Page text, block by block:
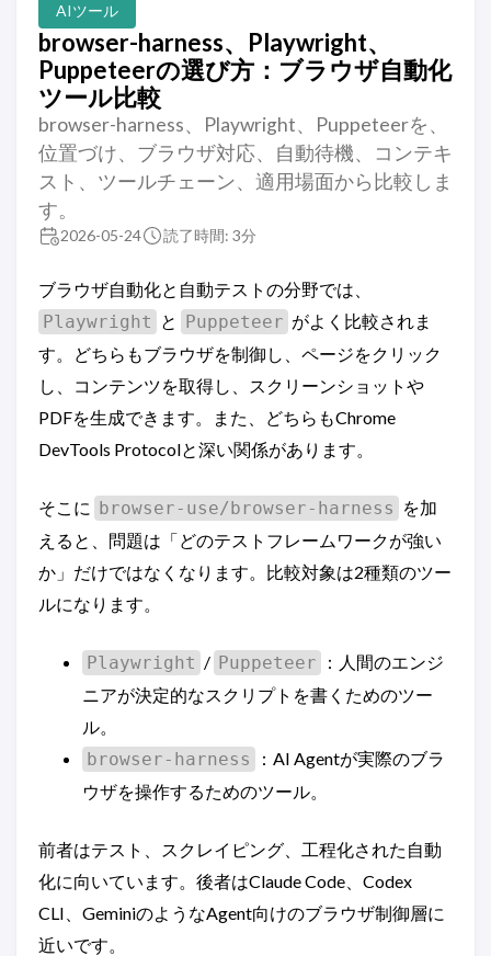
AIツール
browser-harness、Playwright、
Puppeteerの選び方：ブラウザ自動化
ツール比較
browser-harness、Playwright、Puppeteerを、
位置づけ、ブラウザ対応、自動待機、コンテキ
スト、ツールチェーン、適用場面から比較しま
す。
2026-05-24 読了時間: 3分
ブラウザ自動化と自動テストの分野では、
Playwright と Puppeteer がよく比較されま
す。どちらもブラウザを制御し、ページをクリック
し、コンテンツを取得し、スクリーンショットや
PDFを生成できます。また、どちらもChrome
DevTools Protocolと深い関係があります。
そこに browser-use/browser-harness を加
えると、問題は「どのテストフレームワークが強い
か」だけではなくなります。比較対象は2種類のツー
ルになります。
Playwright / Puppeteer
：人間のエンジ
ニアが決定的なスクリプトを書くためのツー
ル。
browser-harness
：AI Agentが実際のブラ
ウザを操作するためのツール。
前者はテスト、スクレイピング、工程化された自動
化に向いています。後者はClaude Code、Codex
CLI、GeminiのようなAgent向けのブラウザ制御層に
近いです。